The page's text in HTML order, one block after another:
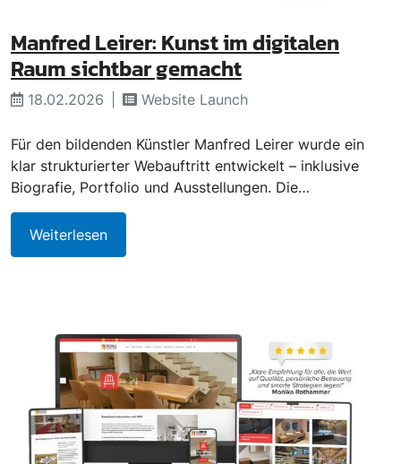
Manfred Leirer: Kunst im digitalen
Raum sichtbar gemacht
18.02.2026 Website Launch
Für den bildenden Künstler Manfred Leirer wurde ein
klar strukturierter Webauftritt entwickelt – inklusive
Biografie, Portfolio und Ausstellungen. Die…
Weiterlesen